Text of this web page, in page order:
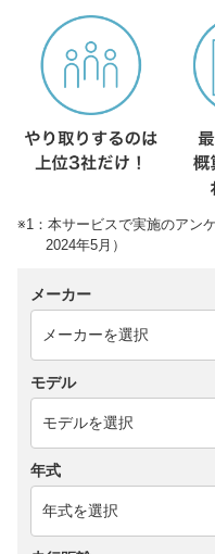
※1：本サービスで実施のアン
2024年5月）
メーカー
モデル
年式